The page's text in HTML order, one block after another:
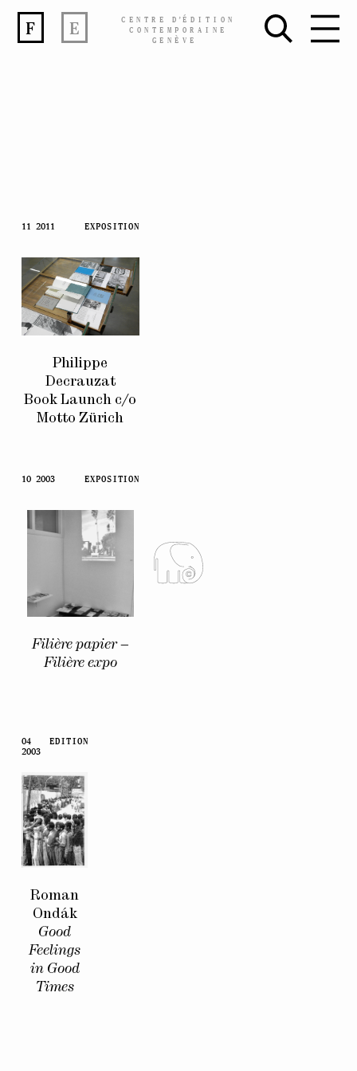
Skip
content
CENTRE D’ÉDITION
CONTEMPORAINE
GENÈVE
11 2011 EXPOSITION
Philippe
Decrauzat
Book Launch c/o
Motto Zürich
10 2003 EXPOSITION
Filière papier –
Filière expo
04
2003
EDITION
Roman
Ondák
Good
Feelings
in Good
Times
F E